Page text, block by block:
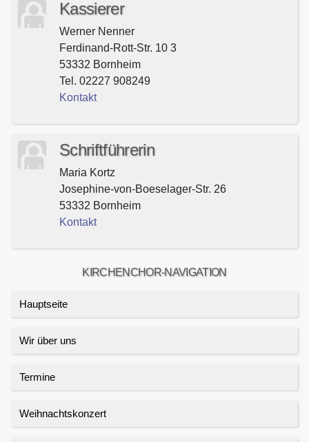
Kassierer
Werner Nenner
Ferdinand-Rott-Str. 10 3
53332 Bornheim
Tel. 02227 908249
Kontakt
Schriftführerin
Maria Kortz
Josephine-von-Boeselager-Str. 26
53332 Bornheim
Kontakt
KIRCHENCHOR-NAVIGATION
Hauptseite
Wir über uns
Termine
Weihnachtskonzert